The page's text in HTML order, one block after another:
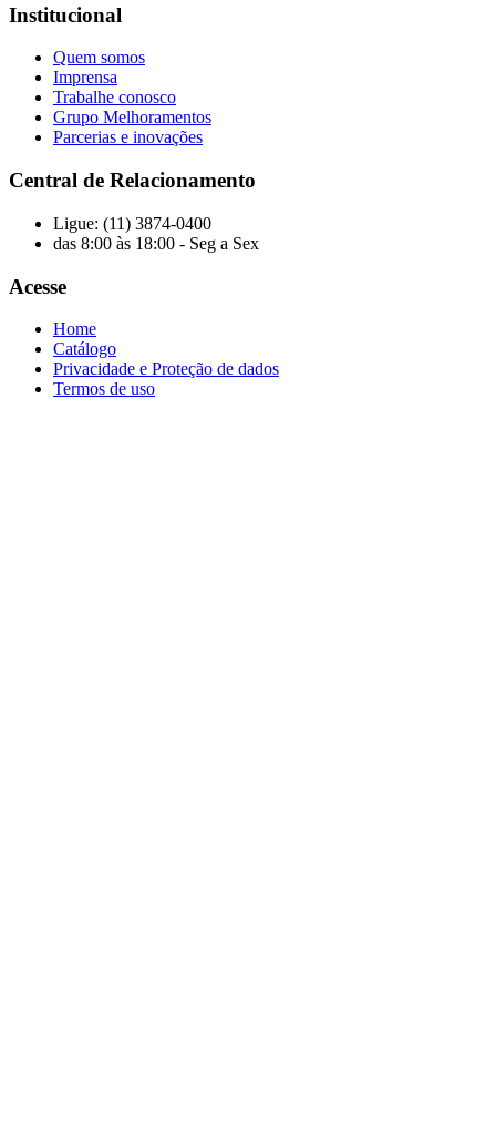
Institucional
Quem somos
Imprensa
Trabalhe conosco
Grupo Melhoramentos
Parcerias e inovações
Central de Relacionamento
Ligue: (11) 3874-0400
das 8:00 às 18:00 - Seg a Sex
Acesse
Home
Catálogo
Privacidade e Proteção de dados
Termos de uso